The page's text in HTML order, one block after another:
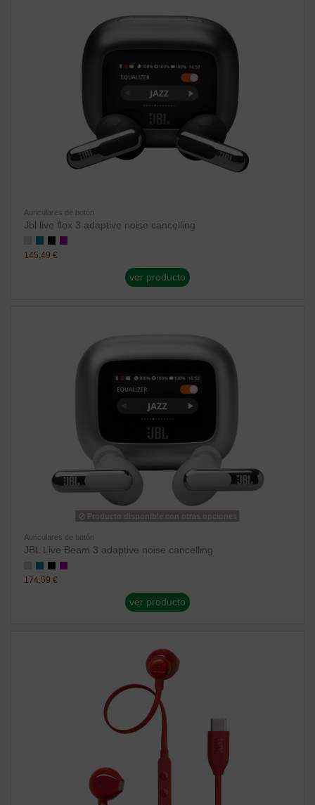
Auriculares de botón
Jbl live flex 3 adaptive noise cancelling
145,49 €
ver producto
Producto disponible con otras opciones
Auriculares de botón
JBL Live Beam 3 adaptive noise cancelling
174,59 €
ver producto